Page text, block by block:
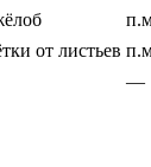
от листьев
—